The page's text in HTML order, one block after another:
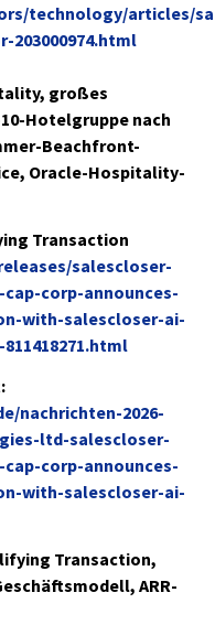
technology/articles/
großes
Hotelgruppe nach
Beachfront-
Oracle-Hospitality-
Transaction
salescloser-
corp-announces-
with-salescloser-ai-
nachrichten-2026-
ltd-salescloser-
corp-announces-
with-salescloser-ai-
Transaction,
ARR-